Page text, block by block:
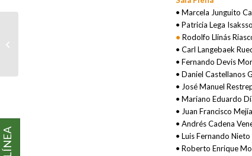
• Marcela Junguito
• Patricia Lega
• Rodolfo Llinás
• Carl Langebaek
• Fernando Devis
• Daniel Castellanos
• José Manuel
• Mariano Eduardo
• Juan Francisco
• Andrés Cadena
• Luis Fernando
• Roberto Enrique